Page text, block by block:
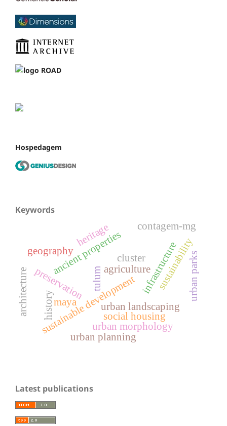
Hospedagem
Keywords
sustainable development
agricultureinfrastructure
preservation
ancient properties
urban landscaping
sustainability
social housing
urban morphology
cluster
urban planning
contagem-mg
urban parks
tulum
maya
history
geography
architecture
heritage
Latest publications